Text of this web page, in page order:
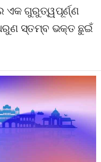
ଏକ ଗୁରୁତ୍ୱପୂର୍ଣ୍ଣ
ସ୍ତମ୍ବ ଭକ୍ତ ଛୁଇଁ